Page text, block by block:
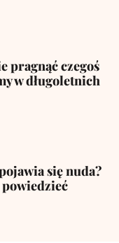
pragnąć czegoś
w długoletnich
się nuda?